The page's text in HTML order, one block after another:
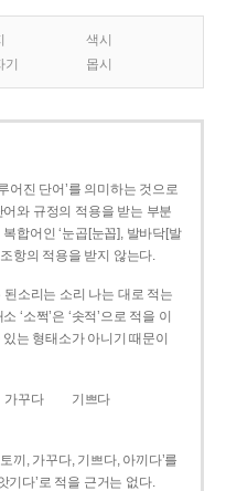
색시
몹시
어진 단어’를 의미하는 것으로
와 규정의 적용을 받는 부분
합어인 ‘눈곱[눈꼽], 발바닥[발
항의 적용을 받지 않는다.
소리는 소리 나는 대로 적는
‘소쩍’은 ‘솟적’으로 적을 이
있는 형태소가 아니기 때문이
가꾸다
기쁘다
끼, 가꾸다, 기쁘다, 아끼다’를
기다’로 적을 근거는 없다.